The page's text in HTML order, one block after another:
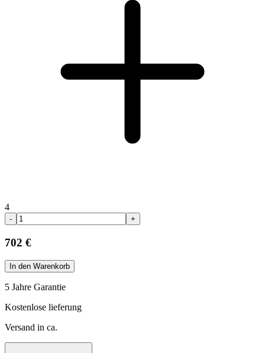
4
- +
702 €
In den Warenkorb
5 Jahre Garantie
Kostenlose lieferung
Versand in ca.